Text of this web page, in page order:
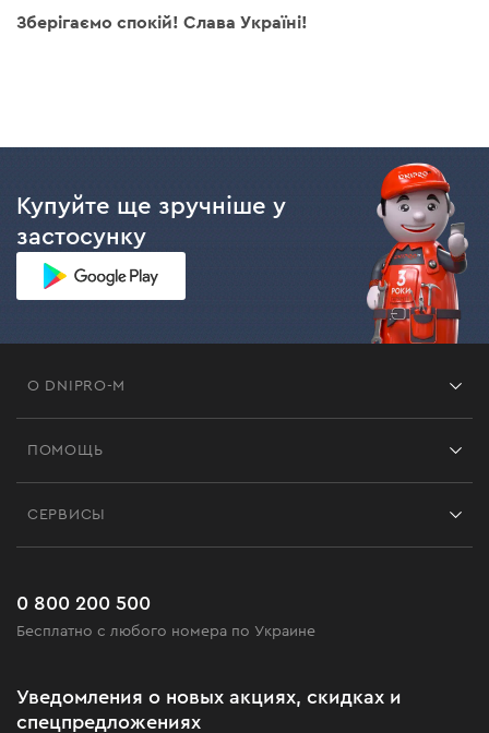
Зберігаємо спокій! Слава Україні!
Купуйте ще зручніше у
застосунку
О DNIPRO-M
Черная пятница
ПОМОЩЬ
Часто задаваемые вопросы
СЕРВИСЫ
0 800 200 500
Бесплатно с любого номера по Украине
Уведомления о новых акциях, скидках и
спецпредложениях